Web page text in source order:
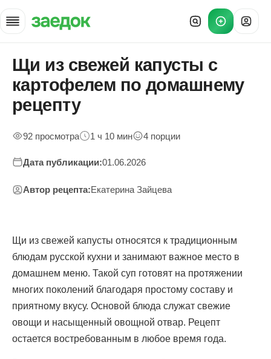
Главная
»
Рецепты
Щи из свежей капусты с картофелем по домашнему рецепту —
Щи из свежей капусты с
картофелем по домашнему
рецепту
92 просмотра 1 ч 10 мин 4 порции
Дата публикации:01.06.2026
Автор рецепта:Екатерина Зайцева
Щи из свежей капусты относятся к традиционным
блюдам русской кухни и занимают важное место в
домашнем меню. Такой суп готовят на протяжении
многих поколений благодаря простому составу и
приятному вкусу. Основой блюда служат свежие
овощи и насыщенный овощной отвар. Рецепт
остается востребованным в любое время года.